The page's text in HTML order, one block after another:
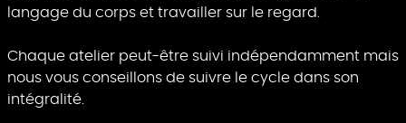
langage du corps et travailler sur le regard.
Chaque atelier peut-être suivi indépendamment mais
nous vous conseillons de suivre le cycle dans son
intégralité.